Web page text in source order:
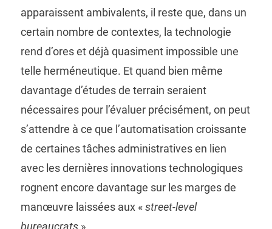
apparaissent ambivalents, il reste que, dans un
certain nombre de contextes, la technologie
rend d’ores et déjà quasiment impossible une
telle herméneutique. Et quand bien même
davantage d’études de terrain seraient
nécessaires pour l’évaluer précisément, on peut
s’attendre à ce que l’automatisation croissante
de certaines tâches administratives en lien
avec les dernières innovations technologiques
rognent encore davantage sur les marges de
manœuvre laissées aux «street-level
bureaucrats».